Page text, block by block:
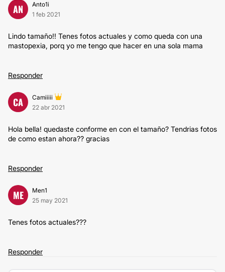
AN
Anto1i
1 feb 2021
Lindo tamaño!! Tenes fotos actuales y como queda con una
mastopexia, porq yo me tengo que hacer en una sola mama
Responder
CA
Camiiiii
22 abr 2021
Hola bella! quedaste conforme en con el tamaño? Tendrias fotos
de como estan ahora?? gracias
Responder
ME
Men1
25 may 2021
Tenes fotos actuales???
Responder